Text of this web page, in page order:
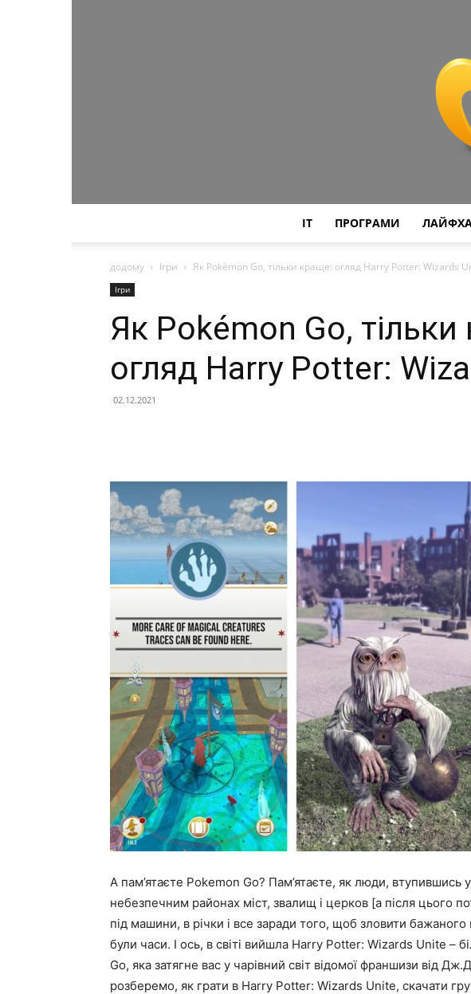
IT ПРОГРАМИ
додому Ігри Як Pokémon Go, тільки краще: огляд Harry Potter: Wizards
Ігри
Як Pokémon Go,
огляд Harry Potter:
02.12.2021
А пам’ятаєте Pokemon Go? Пам’ятаєте, як люди,
небезпечним районах міст, звалищ і церков [а після цього
під машини, в річки і все заради того, щоб зловити
були часи. І ось, в світі вийшла Harry Potter: Wizards Unite –
Go, яка затягне вас у чарівний світ відомої франшизи від
розберемо, як грати в Harry Potter: Wizards Unite, скачати